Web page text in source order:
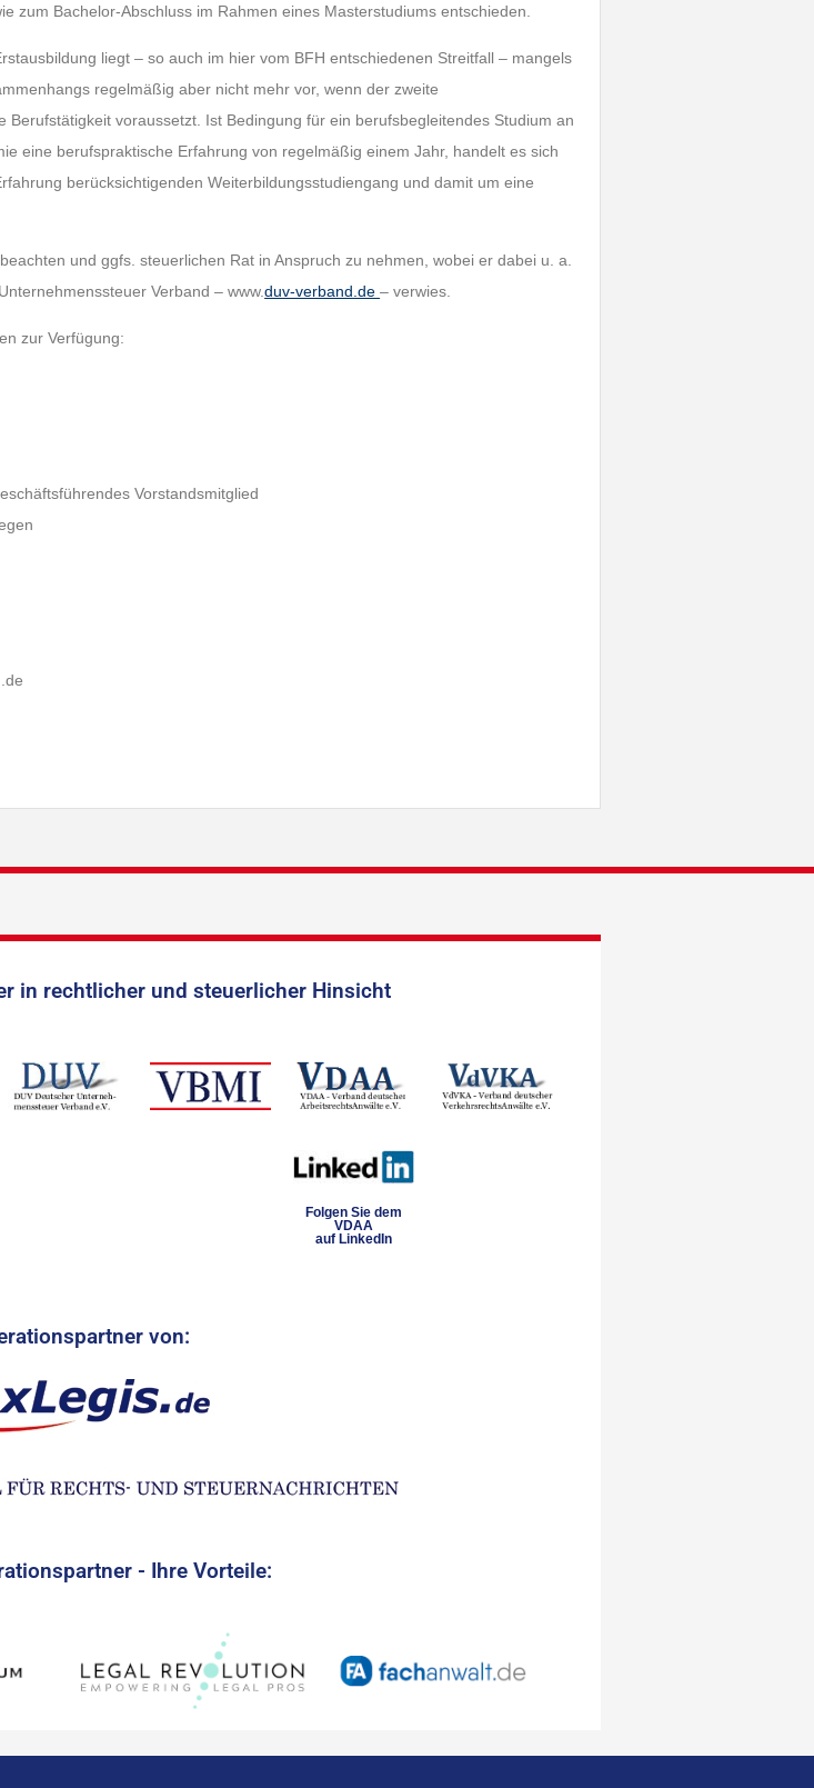
zum Bachelor-Abschluss im Rahmen eines Masterstudiums entschieden.
liegt – so auch im hier vom BFH entschiedenen Streitfall – mangels
regelmäßig aber nicht mehr vor, wenn der zweite
Berufstätigkeit voraussetzt. Ist Bedingung für ein berufsbegleitendes Studium an
eine berufspraktische Erfahrung von regelmäßig einem Jahr, handelt es sich
berücksichtigenden Weiterbildungsstudiengang und damit um eine
und ggfs. steuerlichen Rat in Anspruch zu nehmen, wobei er dabei u. a.
Verband – www.duv-verband.de– verwies.
zur Verfügung:
Vorstandsmitglied
in rechtlicher und steuerlicher Hinsicht
Folgen Sie dem
VDAA
auf LinkedIn
von:
- Ihre Vorteile: